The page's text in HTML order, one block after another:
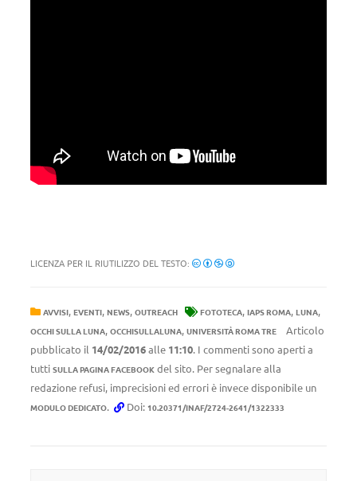
LICENZA PER IL RIUTILIZZO DEL TESTO:
AVVISI, EVENTI, NEWS, OUTREACH FOTOTECA, IAPS ROMA, LUNA,
OCCHI SULLA LUNA, OCCHISULLALUNA, UNIVERSITÀ ROMA TRE
Articolo
pubblicato il 14/02/2016alle 11:10. I commenti sono aperti a
tutti SULLA PAGINA FACEBOOK del sito. Per segnalare alla
redazione refusi, imprecisioni ed errori è invece disponibile un
MODULO DEDICATO. Doi: 10.20371/INAF/2724-2641/1322333